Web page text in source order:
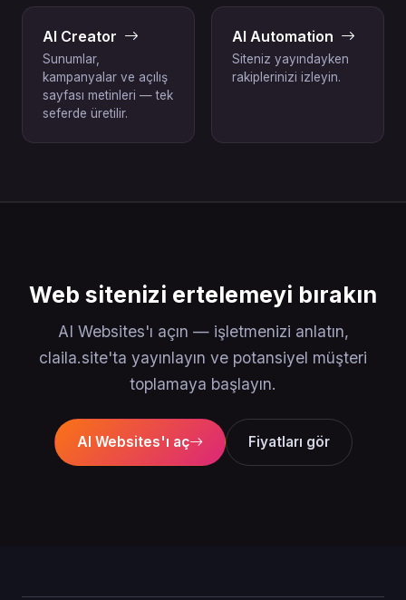
AI Creator
Sunumlar,
kampanyalar ve açılış
sayfası metinleri — tek
seferde üretilir.
AI Automation
Siteniz yayındayken
rakiplerinizi izleyin.
Web sitenizi ertelemeyi bırakın
AI Websites'ı açın — işletmenizi anlatın,
claila.site'ta yayınlayın ve potansiyel müşteri
toplamaya başlayın.
AI Websites'ı aç Fiyatları gör